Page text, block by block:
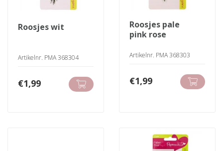
roosjes wit
Artikelnr. PMA 368304
€1,99
roosjes pale
pink rose
Artikelnr. PMA 368303
€1,99